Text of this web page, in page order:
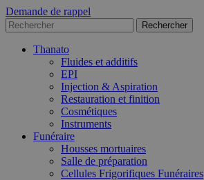
Demande de rappel
Thanato
Fluides et additifs
EPI
Injection & Aspiration
Restauration et finition
Cosmétiques
Instruments
Funéraire
Housses mortuaires
Salle de préparation
Cellules Frigorifiques Funéraires